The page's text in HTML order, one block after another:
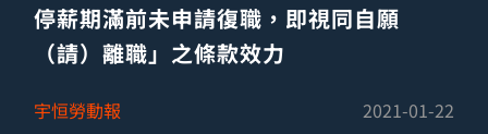
停薪期滿前未申請復職，即視同自願
（請）離職」之條款效力
宇恒勞動報 2021-01-22